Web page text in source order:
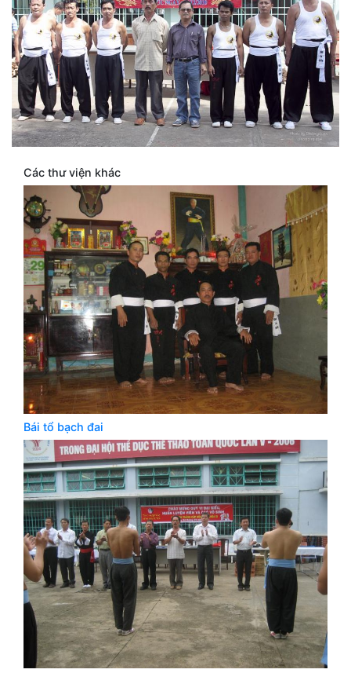
Các thư viện khác
Bái tổ bạch đai